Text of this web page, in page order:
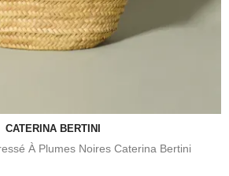
CATERINA BERTINI
À Plumes Noires Caterina Bertini